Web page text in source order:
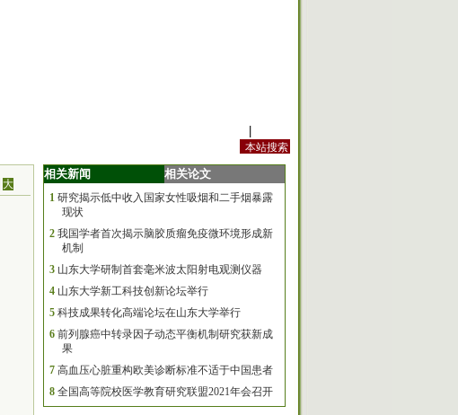
大
相关新闻 相关论文
1 研究揭示低中收入国家女性吸烟和二手烟暴露
现状
2 我国学者首次揭示脑胶质瘤免疫微环境形成新
机制
3 山东大学研制首套毫米波太阳射电观测仪器
4 山东大学新工科技创新论坛举行
5 科技成果转化高端论坛在山东大学举行
6 前列腺癌中转录因子动态平衡机制研究获新成
果
7 高血压心脏重构欧美诊断标准不适于中国患者
8 全国高等院校医学教育研究联盟2021年会召开